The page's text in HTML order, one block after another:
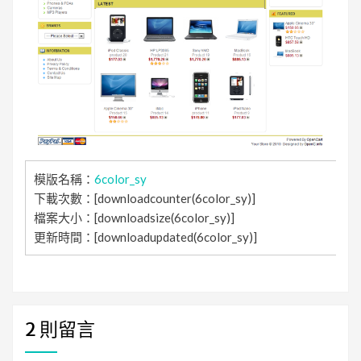
模版名稱： 6color_sy
下載次數：[downloadcounter(6color_sy)]
檔案大小：[downloadsize(6color_sy)]
更新時間：[downloadupdated(6color_sy)]
2 則留言